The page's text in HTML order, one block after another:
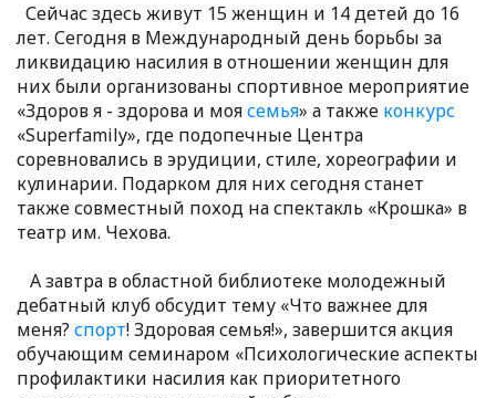
Сейчас здесь живут 15 женщин и 14 детей до 16
лет. Сегодня в Международный день борьбы за
ликвидацию насилия в отношении женщин для
них были организованы спортивное мероприятие
«Здоров я - здорова и моясемья» а также конкурс
«Superfamily», где подопечные Центра
соревновались в эрудиции, стиле, хореографии и
кулинарии. Подарком для них сегодня станет
также совместный поход на спектакль «Крошка» в
театр им. Чехова.
А завтра в областной библиотеке молодежный
дебатный клуб обсудит тему «Что важнее для
меня? спорт! Здоровая семья!», завершится акция
обучающим семинаром «Психологические аспекты
профилактики насилия как приоритетного